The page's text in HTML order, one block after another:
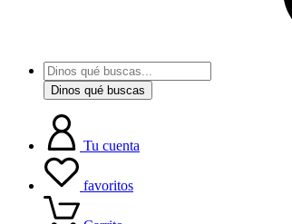
Dinos qué buscas
Tu cuenta
favoritos